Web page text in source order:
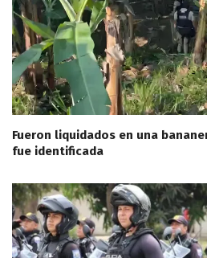
Fueron liquidados en una
fue identificada